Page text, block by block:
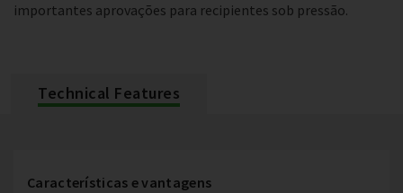
importantes aprovações para recipientes sob pressão.
Technical Features
Características e vantagens